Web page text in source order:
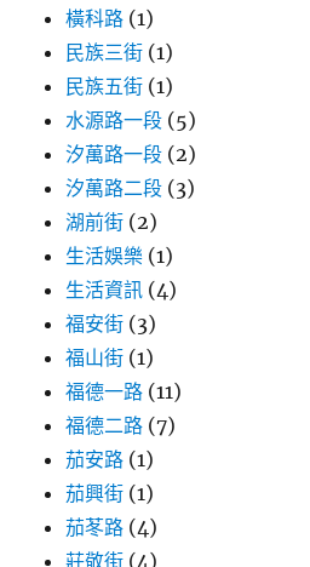
橫科路 (1)
民族三街 (1)
民族五街 (1)
水源路一段 (5)
汐萬路一段 (2)
汐萬路二段 (3)
湖前街 (2)
生活娛樂 (1)
生活資訊 (4)
福安街 (3)
福山街 (1)
福德一路 (11)
福德二路 (7)
茄安路 (1)
茄興街 (1)
茄苳路 (4)
莊敬街 (4)